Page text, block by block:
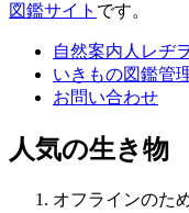
図鑑サイト です。
自然案内人レヂ
いきもの図鑑管
お問い合わせ
人気の生き物
オフラインのた